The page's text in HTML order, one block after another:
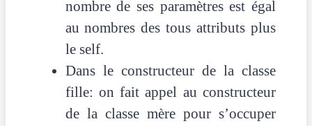
nombre de ses paramètres est égal
au nombres des tous attributs plus
le self.
Dans le constructeur de la classe
fille: on fait appel au constructeur
de la classe mère pour s’occuper